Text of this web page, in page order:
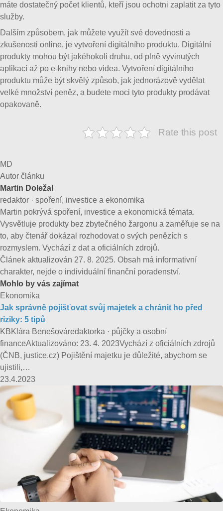
máte dostatečný počet klientů, kteří jsou ochotni zaplatit za tyto
služby.
Dalším způsobem, jak můžete využít své dovednosti a
zkušenosti online, je vytvoření digitálního produktu. Digitální
produkty mohou být jakéhokoli druhu, od plně vyvinutých
aplikací až po e-knihy nebo videa. Vytvoření digitálního
produktu může být skvělý způsob, jak jednorázově vydělat
velké množství peněz, a budete moci tyto produkty prodávat
opakovaně.
Rate this post
MD
Autor článku
Martin Doležal
redaktor · spoření, investice a ekonomika
Martin pokrývá spoření, investice a ekonomická témata.
Vysvětluje produkty bez zbytečného žargonu a zaměřuje se na
to, aby čtenář dokázal rozhodovat o svých penězích s
rozmyslem. Vychází z dat a oficiálních zdrojů.
Článek aktualizován 27. 8. 2025. Obsah má informativní
charakter, nejde o individuální finanční poradenství.
Mohlo by vás zajímat
Ekonomika
Jak správně pojišťovat svůj majetek a chránit ho před
riziky: 5 tipů
KBKlára Benešováredaktorka · půjčky a osobní
financeAktualizováno: 23. 4. 2023Vychází z oficiálních zdrojů
(ČNB, justice.cz) Pojištění majetku je důležité, abychom se
ujistili,…
23.4.2023